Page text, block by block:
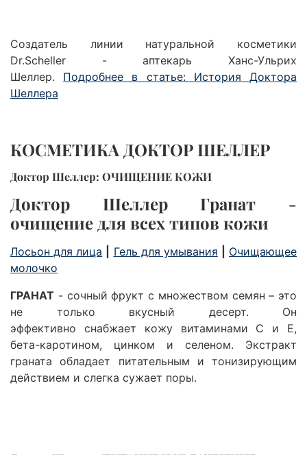
Создатель линии натуральной косметики
Dr.Scheller - аптекарь Ханс-Ульрих
Шеллер. Подробнее в статье: История Доктора
Шеллера
КОСМЕТИКА ДОКТОР ШЕЛЛЕР
Доктор Шеллер: ОЧИЩЕНИЕ КОЖИ
Доктор Шеллер Гранат -
очищение для всех типов кожи
Лосьон для лица Гель для умывания
Очищающее
молочко
ГРАНАТ - сочный фрукт с множеством семян – это
не только вкусный десерт. Он
эффективно снабжает кожу витаминами С и Е,
бета-каротином, цинком и селеном.
Экстракт
граната обладает питательным и тонизирующим
действием и слегка сужает поры.